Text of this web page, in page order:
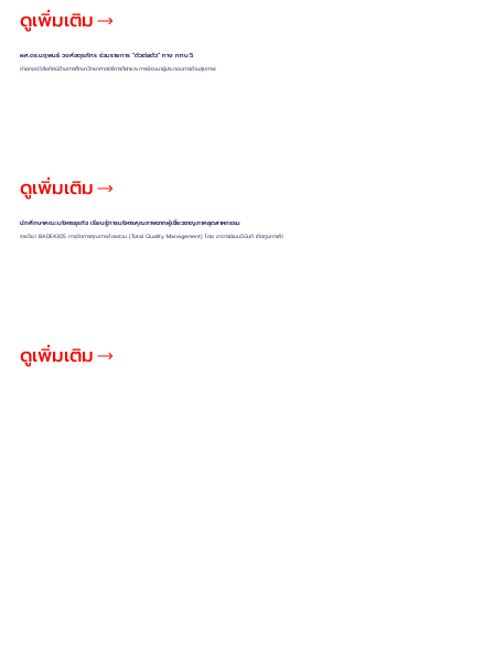
ดูเพิ่มเติม
ผศ.ดร.นฤพนธ์ วงศ์จตุรภัทร ร่วมรายการ “ตัวต่อตัว” ทาง ททบ.5
ถ่ายทอดวิสัยทัศน์ด้านการศึกษาวิทยาศาสตร์การกีฬาและการพัฒนาผู้ประกอบการด้านสุขภาพ
ดูเพิ่มเติม
นักศึกษาคณะบริหารธุรกิจ เรียนรู้การบริหารคุณภาพจากผู้เชี่ยวชาญภาคอุตสาหกรรม
รายวิชา BADE4305 การจัดการคุณภาพโดยรวม (Total Quality Management) โดย อาจารย์เขมจินันท์ เทิดทูนการค้า
ดูเพิ่มเติม